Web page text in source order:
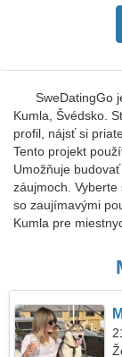
SweDatingGo
Kumla, Švédsko.
profil, nájsť si
Tento projekt
Umožňuje
záujmoch.
so zaujímavými
Kumla pre